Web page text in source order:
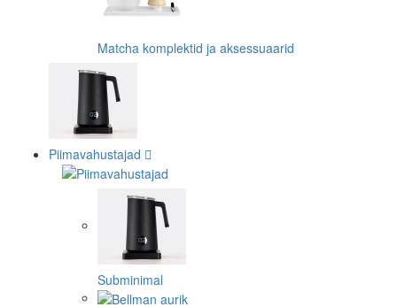
Matcha komplektid ja aksessuaarid
Piimavahustajad
Subminimal